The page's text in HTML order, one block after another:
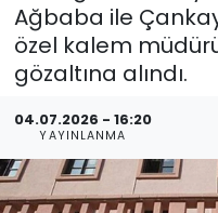
Ağbaba ile
özel kalem
gözaltına alındı.
04.07.2026 - 16:20
YAYINLANMA